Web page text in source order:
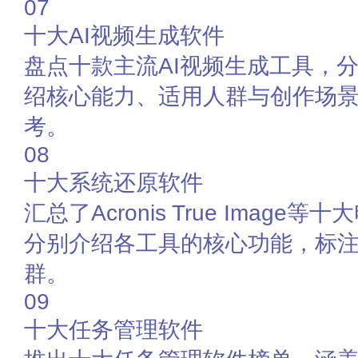
07
十大AI视频生成软件
盘点十款主流AI视频生成工具，
绍核心能力、适用人群与创作场
考。
08
十大系统还原软件
汇总了Acronis True Image等十
分别介绍各工具的核心功能，标
群。
09
十大任务管理软件